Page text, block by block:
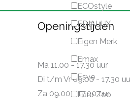
ECOstyle
EDIALUX
Eigen Merk
Emax
Esve
Euro Zoo
Openingstijden
Ma 11.00 - 17.30 uur
Di t/m Vr 09.00 - 17.30
Za 09.00 - 17.00 uur